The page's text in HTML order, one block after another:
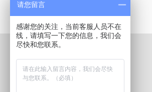
请您留言
感谢您的关注，当前客服人员不在
线，请填写一下您的信息，我们会
尽快和您联系。